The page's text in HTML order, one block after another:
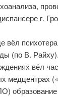
г.
вёл
(по В.
вёл
медцентрах
образование